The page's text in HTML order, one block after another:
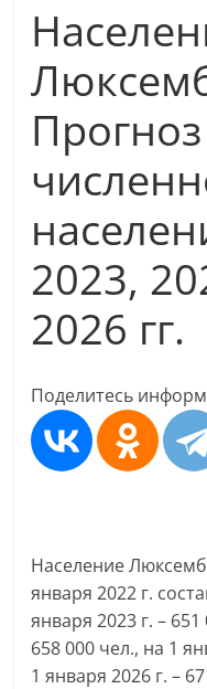
Прогноз
2023,
2026 гг.
Поделитесь
Население
января 2022 г.
января 2023 г. –
658 000 чел., на 1
1 января 2026 г. –